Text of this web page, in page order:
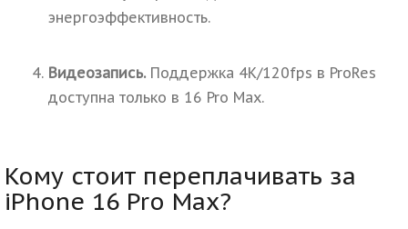
энергоэффективность.
Видеозапись.Поддержка 4K/120fps в ProRes
доступна только в 16 Pro Max.
Кому стоит переплачивать за
iPhone 16 Pro Max?